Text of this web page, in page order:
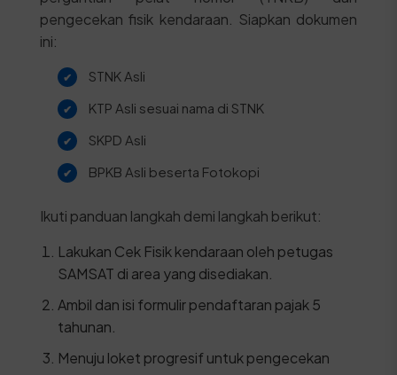
pengecekan fisik kendaraan. Siapkan dokumen
ini:
STNK Asli
KTP Asli sesuai nama di STNK
SKPD Asli
BPKB Asli beserta Fotokopi
Ikuti panduan langkah demi langkah berikut:
Lakukan Cek Fisik kendaraan oleh petugas
SAMSAT di area yang disediakan.
Ambil dan isi formulir pendaftaran pajak 5
tahunan.
Menuju loket progresif untuk pengecekan